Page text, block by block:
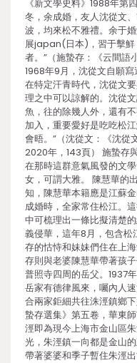
《新文學史料》1988年第
冬，余成婚，友人沈從文
波，均來松不雅禮。余于
展japan(日本)，習于擊鮮
者。”（施蟄存：《云間語
1968年9月，沈從文自願
在特定汗青時代，沈從文
理之中可以諒解的。沈從
魚，往的除幾人外，還有
加入，重要愛好是吃吃松
會晤。”（沈從文：《沈從
2020年，143頁） 施蟄存
在那時這群意氣風發的文
女，可謂大雅。 陳慧華的
知，陳慧華本籍應是江蘇
成婚時，全家常住松江。
中可梳理出一條比擬清楚
義侵華，這年8月，包含
存的怙恃和妹妹們住在上
存則與老婆陳慧華帶著孩
普照寺四周的岳父。1937
岳家有德律風來，囑內人
合兩家鉅細共往洙涇鎮鄉
蟄存選集》第五卷，華東
涇即為現今上海市金山區
光，朱涇鎮一向都是金山
帶著婆婆和季子暫住朱涇